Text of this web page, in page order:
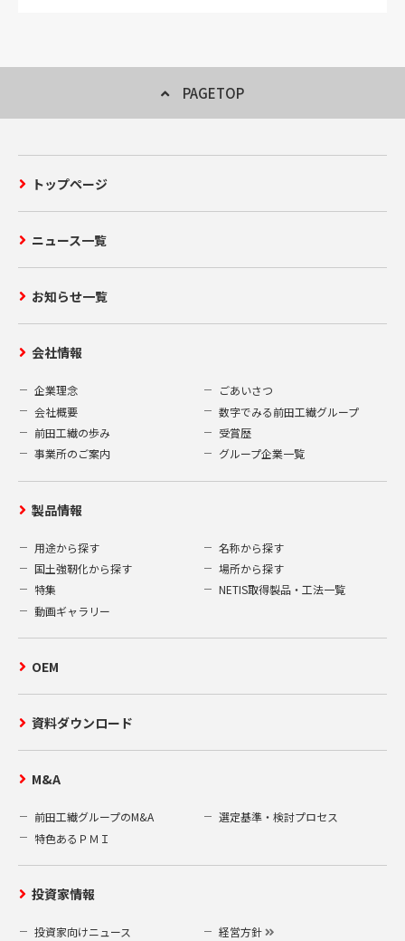
PAGETOP
トップページ
ニュース一覧
お知らせ一覧
会社情報
企業理念
ごあいさつ
会社概要
数字でみる前田工繊グループ
前田工繊の歩み
受賞歴
事業所のご案内
グループ企業一覧
製品情報
用途から探す
名称から探す
国土強靭化から探す
場所から探す
特集
NETIS取得製品・工法一覧
動画ギャラリー
OEM
資料ダウンロード
M&A
前田工繊グループのM&A
選定基準・検討プロセス
特色あるＰＭＩ
投資家情報
投資家向けニュース
経営方針